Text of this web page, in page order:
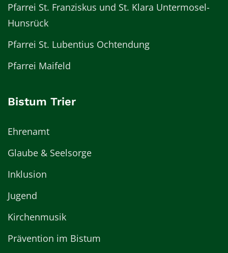
Pfarrei St. Franziskus und St. Klara Untermosel-
Hunsrück
Pfarrei St. Lubentius Ochtendung
Pfarrei Maifeld
Bistum Trier
Ehrenamt
Glaube & Seelsorge
Inklusion
Jugend
Kirchenmusik
Prävention im Bistum